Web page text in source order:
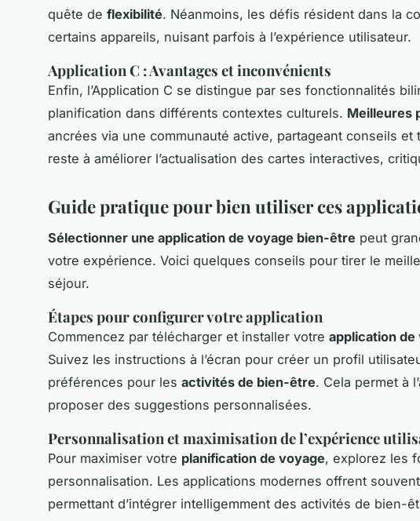
quête de flexibilité. Néanmoins, les défis résident dans la
certains appareils, nuisant parfois à l’expérience utilisateur.
Application C : Avantages et inconvénients
Enfin, l’Application C se distingue par ses fonctionnalités
planification dans différents contextes culturels. Meilleures
ancrées via une communauté active, partageant conseils et
reste à améliorer l’actualisation des cartes interactives,
Guide pratique pour bien utiliser ces
Sélectionner une application de voyage bien-être peut
votre expérience. Voici quelques conseils pour tirer le
séjour.
Étapes pour configurer votre application
Commencez par télécharger et installer votre application de
Suivez les instructions à l’écran pour créer un profil
préférences pour les activités de bien-être. Cela permet à
proposer des suggestions personnalisées.
Personnalisation et maximisation de l’expérience
Pour maximiser votre planification de voyage, explorez les
personnalisation. Les applications modernes offrent
permettant d’intégrer intelligemment des activités de bien-